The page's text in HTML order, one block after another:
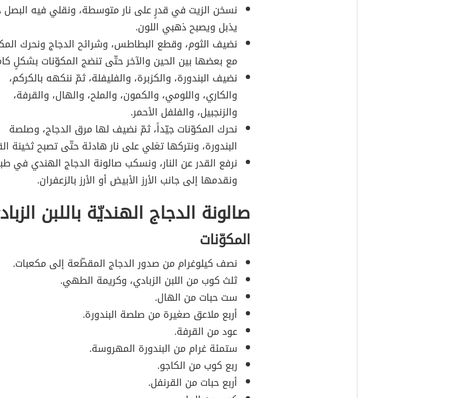
نسخن الزيت في قدرٍ على نار متوسطة، ونقلي فيه
يذبل ويصبح ذهبي اللون.
نضيف الثوم، وقطع البطاطس، وشرائح الدجاج ونحرك
مع بعضها بين الحين والآخر حتّى تنضج المكوّنات بشكلٍ
نضيف البندورة، والكزبرة، والفليفلة، ثمّ ننكهه بالكركم،
والكاري، واللومي، والكمون، والملح، والهال، والقرفة،
والزنجبيل، والفلفل الأحمر.
نحرك المكوّنات جيّداً، ثمّ نضيف لها مرق الدجاج، وصلصة
البندورة، ونتركها تغلي على نار هادئة حتّى تصبح ثخينة
نرفع القدر عن النار، ونسكب صالونة الدجاج الهندي في
ونقدمها إلى جانب الأرز الأبيض أو الأرز بالزعفران.
صالونة الدجاج الهنديّة باللبن
المكوّنات
نصف كيلوغرام من صدور الدجاج المقطّعة إلى مكعبات.
ثلث كوب من اللبن الزبادي، وكريمة الطهي.
ست حبات من الهال.
أربع ملاعق صغيرة من صلصة البندورة.
عود من القرفة.
ستمئة غرام من البندورة المهروسة.
ربع كوب من الكاجو.
أربع حبات من القرنفل.